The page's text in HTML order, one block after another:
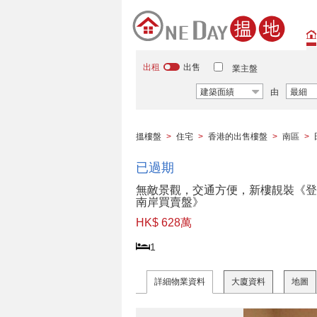
出租 出售 業主盤
建築面績 由 最細
搵樓盤 > 住宅 > 香港的出售樓盤 > 南區 >
已過期
無敵景觀，交通方便，新樓靚裝《登
南岸買賣盤》
HK$ 628萬
1
詳細物業資料 大廈資料 地圖